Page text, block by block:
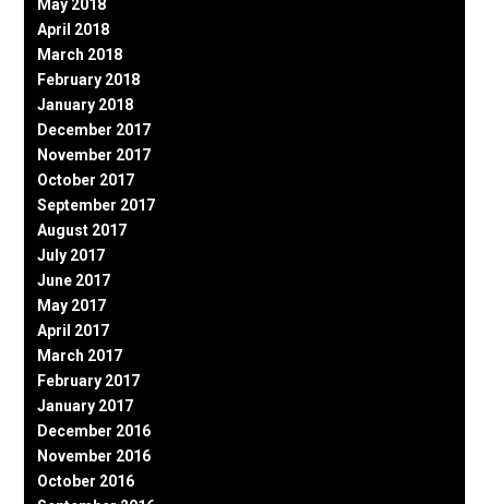
May 2018
April 2018
March 2018
February 2018
January 2018
December 2017
November 2017
October 2017
September 2017
August 2017
July 2017
June 2017
May 2017
April 2017
March 2017
February 2017
January 2017
December 2016
November 2016
October 2016